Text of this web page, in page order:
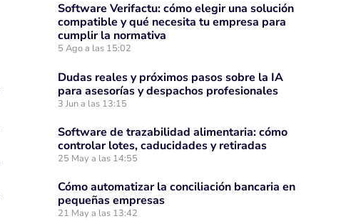
Software Verifactu: cómo elegir una solución
compatible y qué necesita tu empresa para
cumplir la normativa
5 Ago a las 15:02
Dudas reales y próximos pasos sobre la IA
para asesorías y despachos profesionales
3 Jun a las 13:15
Software de trazabilidad alimentaria: cómo
controlar lotes, caducidades y retiradas
25 May a las 14:55
Cómo automatizar la conciliación bancaria en
pequeñas empresas
21 May a las 13:42